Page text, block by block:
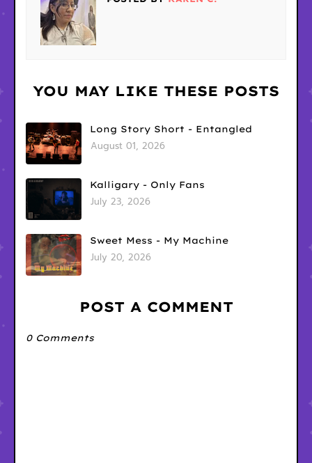
YOU MAY LIKE THESE POSTS
Long Story Short - Entangled
August 01, 2026
Kalligary - Only Fans
July 23, 2026
Sweet Mess - My Machine
July 20, 2026
POST A COMMENT
0 Comments